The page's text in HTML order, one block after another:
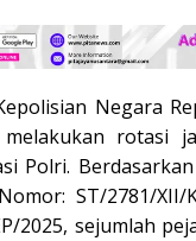
Negara
melakukan rotasi
Polri.
ST/2781/XII/
2025, sejumlah